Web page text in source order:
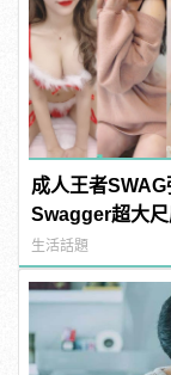
成人王者
Swagger超大
紅海鮮通通有，
結！ |
生活話題